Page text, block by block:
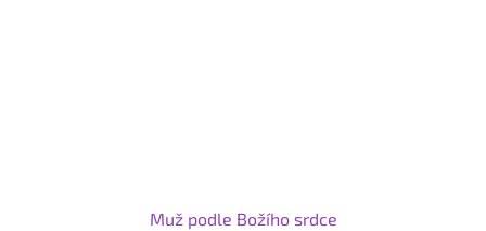
Muž podle Božího srdce